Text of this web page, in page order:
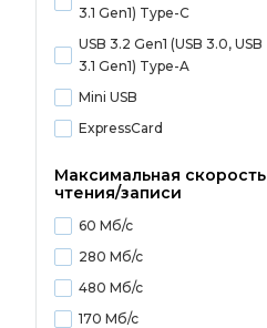
3.1 Gen1) Type-C
USB 3.2 Gen1 (USB 3.0, USB
3.1 Gen1) Type-A
Mini USB
ExpressCard
Максимальная скорость
чтения/записи
60 Мб/с
280 Мб/с
480 Мб/с
170 Мб/с